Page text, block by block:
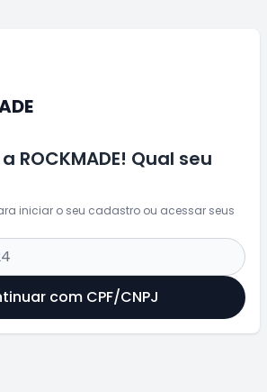
ROCKMADE! Qual seu
iniciar o seu cadastro ou acessar seus
com CPF/CNPJ